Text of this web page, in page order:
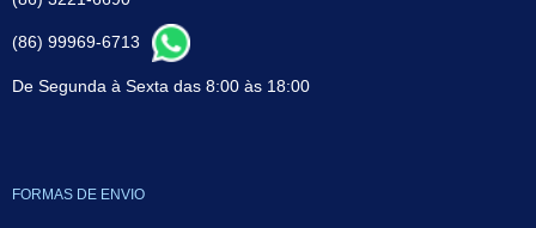
(86) 99969-6713
De Segunda à Sexta das 8:00 às 18:00
FORMAS DE ENVIO